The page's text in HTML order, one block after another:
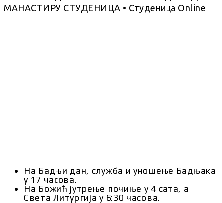
На Бадњи дан, служба и уношење Бадњака
у 17 часова.
На Божић јутрење почиње у 4 сата, а
Света Литургија у 6:30 часова.